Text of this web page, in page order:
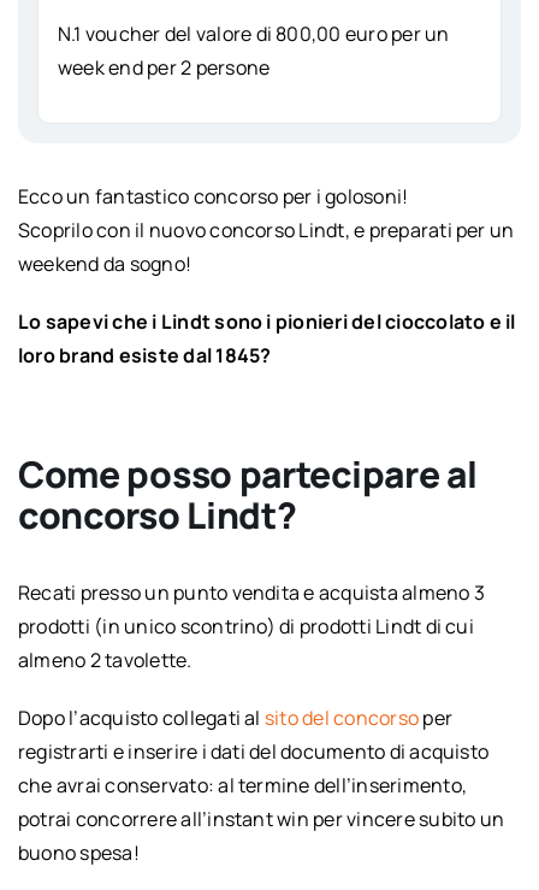
N.1 voucher del valore di 800,00 euro per un
week end per 2 persone
Ecco un fantastico concorso per i golosoni!
Scoprilo con il nuovo concorso Lindt, e preparati per un
weekend da sogno!
Lo sapevi che i Lindt sono i pionieri del cioccolato e il
loro brand esiste dal 1845?
Come posso partecipare al
concorso Lindt?
Recati presso un punto vendita e acquista almeno 3
prodotti (in unico scontrino) di prodotti Lindt di cui
almeno 2 tavolette.
Dopo l’acquisto collegati al sito del concorsoper
registrarti e inserire i dati del documento di acquisto
che avrai conservato: al termine dell’inserimento,
potrai concorrere all’instant win per vincere subito un
buono spesa!